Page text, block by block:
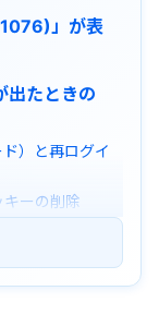
」が表
出たときの
）と再ログイ
ーの削除
く